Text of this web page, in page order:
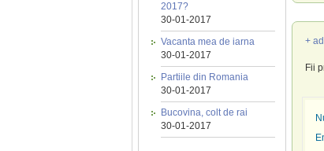
2017?
30-01-2017
Vacanta mea de iarna
30-01-2017
Partiile din Romania
30-01-2017
Bucovina, colt de rai
30-01-2017
+
Fii